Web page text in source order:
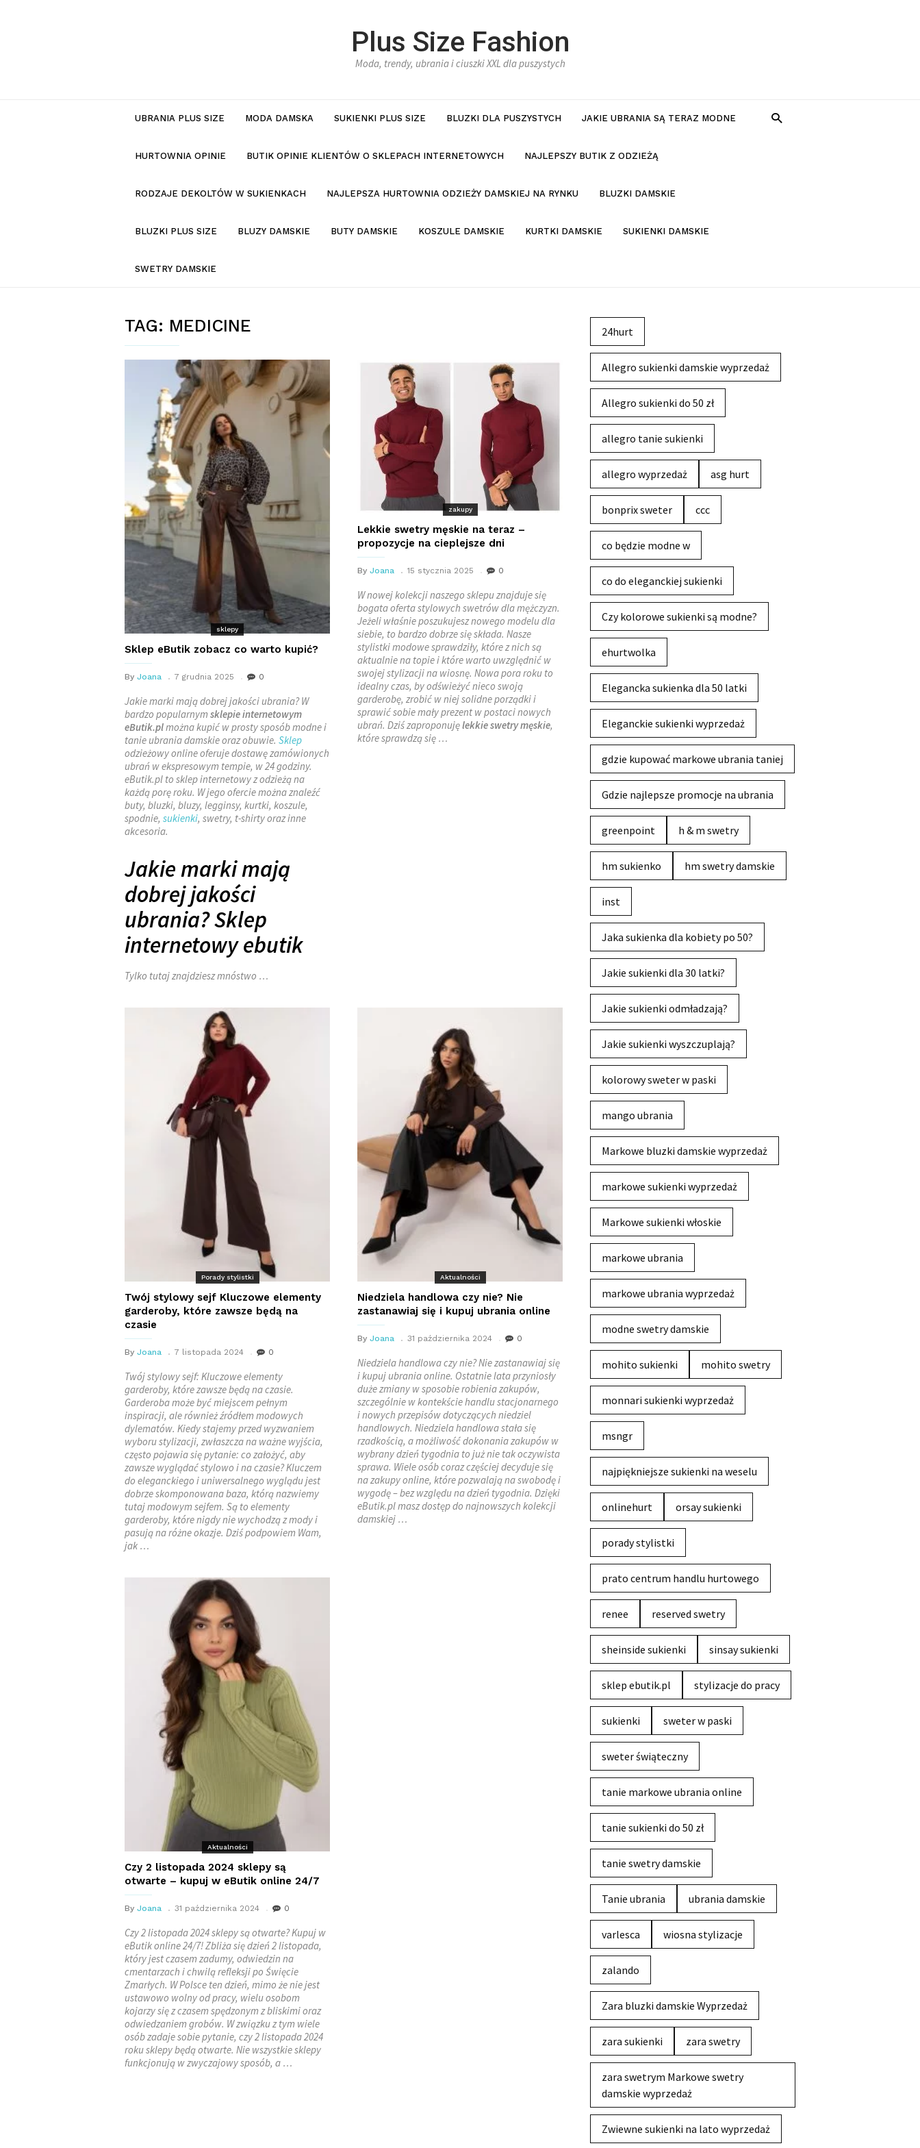
Plus Size Fashion
Moda, trendy, ubrania i ciuszki XXL dla puszystych
UBRANIA PLUS SIZE MODA DAMSKA SUKIENKI PLUS SIZE BLUZKI DLA PUSZYSTYCH JAKIE UBRANIA SĄ TERAZ MODNE
HURTOWNIA OPINIE BUTIK OPINIE KLIENTÓW O SKLEPACH INTERNETOWYCH NAJLEPSZY BUTIK Z ODZIEŻĄ
RODZAJE DEKOLTÓW W SUKIENKACH NAJLEPSZA HURTOWNIA ODZIEŻY DAMSKIEJ NA RYNKU BLUZKI DAMSKIE
BLUZKI PLUS SIZE BLUZY DAMSKIE BUTY DAMSKIE KOSZULE DAMSKIE KURTKI DAMSKIE SUKIENKI DAMSKIE
SWETRY DAMSKIE
TAG: MEDICINE
sklepy
Sklep eButik zobacz co warto kupić?
By Joana 7 grudnia 2025 0
Jakie marki mają dobrej jakości ubrania? W
bardzo popularnym sklepie internetowym
eButik.plmożna kupić w prosty sposób modne i
tanie ubrania damskie oraz obuwie. Sklep
odzieżowy online oferuje dostawę zamówionych
ubrań w ekspresowym tempie, w 24 godziny.
eButik.pl to sklep internetowy z odzieżą na
każdą porę roku. W jego ofercie można znaleźć
buty, bluzki, bluzy, legginsy, kurtki, koszule,
spodnie, sukienki, swetry, t-shirty oraz inne
akcesoria.
Jakie marki mają
dobrej jakości
ubrania? Sklep
internetowy ebutik
Tylko tutaj znajdziesz mnóstwo …
zakupy
Lekkie swetry męskie na teraz –
propozycje na cieplejsze dni
By Joana 15 stycznia 2025 0
W nowej kolekcji naszego sklepu znajduje się
bogata oferta stylowych swetrów dla mężczyzn.
Jeżeli właśnie poszukujesz nowego modelu dla
siebie, to bardzo dobrze się składa. Nasze
stylistki modowe sprawdziły, które z nich są
aktualnie na topie i które warto uwzględnić w
swojej stylizacji na wiosnę. Nowa pora roku to
idealny czas, by odświeżyć nieco swoją
garderobę, zrobić w niej solidne porządki i
sprawić sobie mały prezent w postaci nowych
ubrań. Dziś zaproponujęlekkie swetry męskie,
które sprawdzą się …
Porady stylistki
Twój stylowy sejf Kluczowe elementy
garderoby, które zawsze będą na
czasie
By Joana 7 listopada 2024 0
Twój stylowy sejf: Kluczowe elementy
garderoby, które zawsze będą na czasie.
Garderoba może być miejscem pełnym
inspiracji, ale również źródłem modowych
dylematów. Kiedy stajemy przed wyzwaniem
wyboru stylizacji, zwłaszcza na ważne wyjścia,
często pojawia się pytanie: co założyć, aby
zawsze wyglądać stylowo i na czasie? Kluczem
do eleganckiego i uniwersalnego wyglądu jest
dobrze skomponowana baza, którą nazwiemy
tutaj modowym sejfem. Są to elementy
garderoby, które nigdy nie wychodzą z mody i
pasują na różne okazje. Dziś podpowiem Wam,
jak …
Aktualności
Niedziela handlowa czy nie? Nie
zastanawiaj się i kupuj ubrania online
By Joana 31 października 2024 0
Niedziela handlowa czy nie? Nie zastanawiaj się
i kupuj ubrania online. Ostatnie lata przyniosły
duże zmiany w sposobie robienia zakupów,
szczególnie w kontekście handlu stacjonarnego
i nowych przepisów dotyczących niedziel
handlowych. Niedziela handlowa stała się
rzadkością, a możliwość dokonania zakupów w
wybrany dzień tygodnia to już nie tak oczywista
sprawa. Wiele osób coraz częściej decyduje się
na zakupy online, które pozwalają na swobodę i
wygodę – bez względu na dzień tygodnia. Dzięki
eButik.pl masz dostęp do najnowszych kolekcji
damskiej …
Aktualności
Czy 2 listopada 2024 sklepy są
otwarte – kupuj w eButik online 24/7
By Joana 31 października 2024 0
Czy 2 listopada 2024 sklepy są otwarte? Kupuj w
eButik online 24/7! Zbliża się dzień 2 listopada,
który jest czasem zadumy, odwiedzin na
cmentarzach i chwilą refleksji po Święcie
Zmarłych. W Polsce ten dzień, mimo że nie jest
ustawowo wolny od pracy, wielu osobom
kojarzy się z czasem spędzonym z bliskimi oraz
odwiedzaniem grobów. W związku z tym wiele
osób zadaje sobie pytanie, czy 2 listopada 2024
roku sklepy będą otwarte. Nie wszystkie sklepy
funkcjonują w zwyczajowy sposób, a …
24hurt
Allegro sukienki damskie wyprzedaż
Allegro sukienki do 50 zł
allegro tanie sukienki
allegro wyprzedaż asg hurt
bonprix sweter ccc
co będzie modne w
co do eleganckiej sukienki
Czy kolorowe sukienki są modne?
ehurtwolka
Elegancka sukienka dla 50 latki
Eleganckie sukienki wyprzedaż
gdzie kupować markowe ubrania taniej
Gdzie najlepsze promocje na ubrania
greenpoint h & m swetry
hm sukienko hm swetry damskie
inst
Jaka sukienka dla kobiety po 50?
Jakie sukienki dla 30 latki?
Jakie sukienki odmładzają?
Jakie sukienki wyszczuplają?
kolorowy sweter w paski
mango ubrania
Markowe bluzki damskie wyprzedaż
markowe sukienki wyprzedaż
Markowe sukienki włoskie
markowe ubrania
markowe ubrania wyprzedaż
modne swetry damskie
mohito sukienki mohito swetry
monnari sukienki wyprzedaż
msngr
najpiękniejsze sukienki na weselu
onlinehurt orsay sukienki
porady stylistki
prato centrum handlu hurtowego
renee reserved swetry
sheinside sukienki sinsay sukienki
sklep ebutik.pl stylizacje do pracy
sukienki sweter w paski
sweter świąteczny
tanie markowe ubrania online
tanie sukienki do 50 zł
tanie swetry damskie
Tanie ubrania ubrania damskie
varlesca wiosna stylizacje
zalando
Zara bluzki damskie Wyprzedaż
zara sukienki zara swetry
zara swetrym Markowe swetry
damskie wyprzedaż
Zwiewne sukienki na lato wyprzedaż